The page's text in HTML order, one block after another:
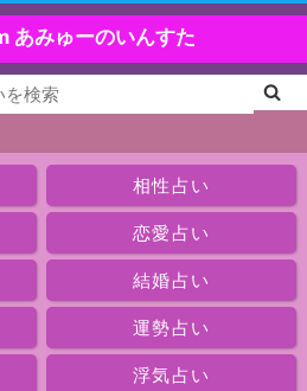
みゅーのいんすた
相性占い
恋愛占い
結婚占い
運勢占い
浮気占い